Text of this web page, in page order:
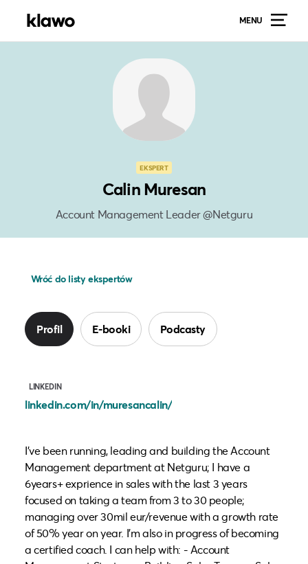
MENU
EKSPERT
Calin Muresan
Account Management Leader @Netguru
Wróć do listy ekspertów
Profil E-booki Podcasty
LINKEDIN
linkedin.com/in/muresancalin/
I've been running, leading and building the Account
Management department at Netguru; I have a
6years+ exprience in sales with the last 3 years
focused on taking a team from 3 to 30 people;
managing over 30mil eur/revenue with a growth rate
of 50% year on year. I'm also in progress of becoming
a certified coach. I can help with: - Account